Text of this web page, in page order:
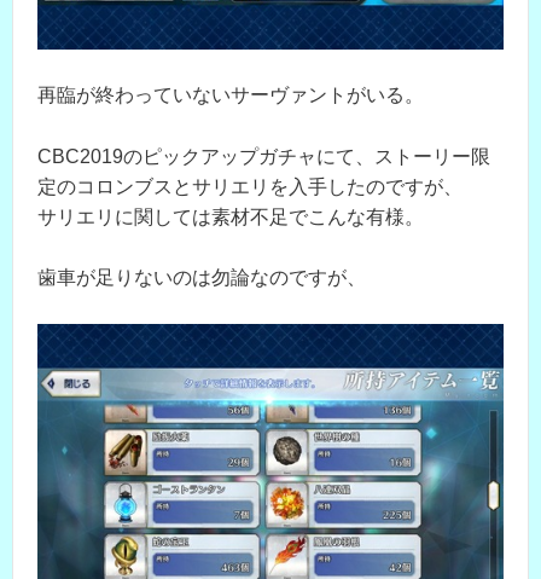
再臨が終わっていないサーヴァントがいる。
CBC2019のピックアップガチャにて、ストーリー限
定のコロンブスとサリエリを入手したのですが、
サリエリに関しては素材不足でこんな有様。
歯車が足りないのは勿論なのですが、